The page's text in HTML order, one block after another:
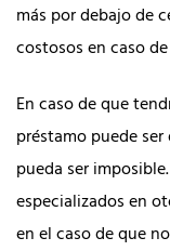
más por debajo de
costosos en caso
En caso de que
préstamo puede
pueda ser
especializados en
en el caso de que